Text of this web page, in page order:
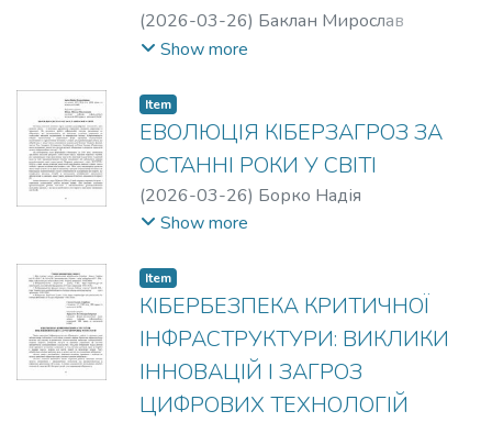
(2026-03-26) Баклан Мирослав
Анатолійович
Show more
Item
ЕВОЛЮЦІЯ КІБЕРЗАГРОЗ ЗА
ОСТАННІ РОКИ У СВІТІ
(2026-03-26) Борко Надія
Олександрівна
Show more
Item
КІБЕРБЕЗПЕКА КРИТИЧНОЇ
ІНФРАСТРУКТУРИ: ВИКЛИКИ
ІННОВАЦІЙ І ЗАГРОЗ
ЦИФРОВИХ ТЕХНОЛОГІЙ